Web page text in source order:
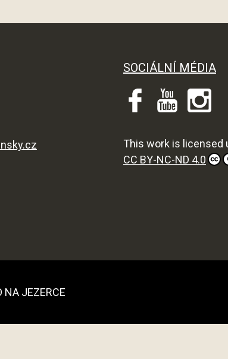
SOCIÁLNÍ MÉDIA
This work is licensed
CC BY-NC-ND 4.0
NA JEZERCE